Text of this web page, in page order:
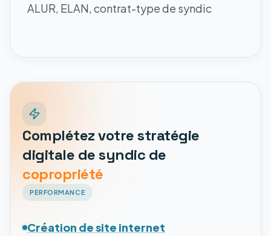
ALUR, ELAN, contrat-type de syndic
Complétez votre stratégie
digitale de syndic de
copropriété
PERFORMANCE
Création de site internet